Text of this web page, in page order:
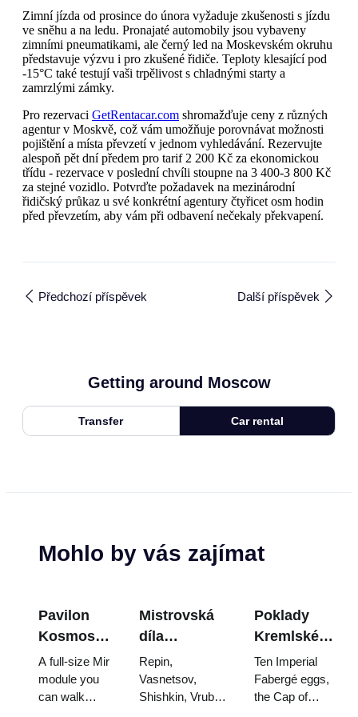
Zimní jízda od prosince do února vyžaduje zkušenosti s jízdu
ve sněhu a na ledu. Pronajaté automobily jsou vybaveny
zimními pneumatikami, ale černý led na Moskevském okruhu
představuje výzvu i pro zkušené řidiče. Teploty klesající pod
-15°C také testují vaši trpělivost s chladnými starty a
zamrzlými zámky.
Pro rezervaci GetRentacar.com shromažďuje ceny z různých
agentur v Moskvě, což vám umožňuje porovnávat možnosti
pojištění a místa převzetí v jednom vyhledávání. Rezervujte
alespoň pět dní předem pro tarif 2 200 Kč za ekonomickou
třídu - rezervace v poslední chvíli stoupne na 3 400-3 800 Kč
za stejné vozidlo. Potvrďte požadavek na mezinárodní
řidičský průkaz u své konkrétní agentury čtyřicet osm hodin
před převzetím, aby vám při odbavení nečekaly překvapení.
Předchozí příspěvek Další příspěvek
Getting around Moscow
Transfer Car rental
Mohlo by vás zajímat
Pavilon
Kosmos
na VDNCh:
Uvnitř
největší
A full-size Mir
module you
can walk
Mistrovská
díla
Treťjakovské
galerie:
Obrazy, kvůli
Repin,
Vasnetsov,
Shishkin, Vrubel,
Poklady
Kremlské
zbrojnice:
Fabergého
vejce, trůny
Ten Imperial
Fabergé eggs,
the Cap of